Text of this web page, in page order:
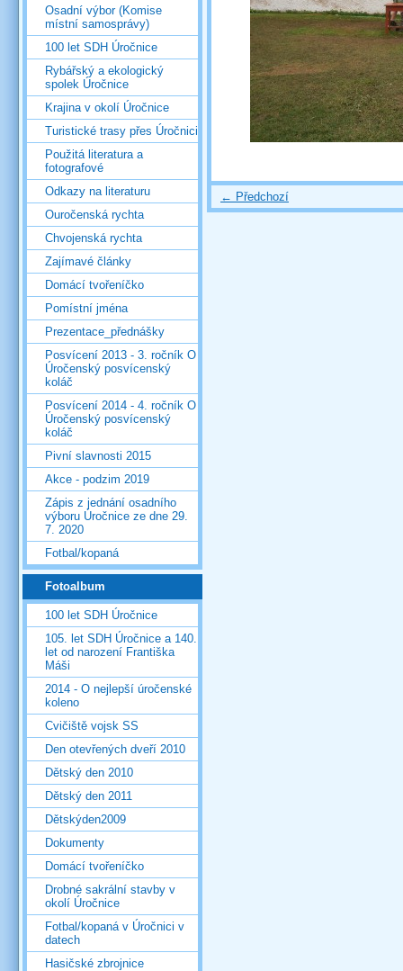
← Předchozí
Osadní výbor (Komise
místní samosprávy)
100 let SDH Úročnice
Rybářský a ekologický
spolek Úročnice
Krajina v okolí Úročnice
Turistické trasy přes Úročnici
Použitá literatura a
fotografové
Odkazy na literaturu
Ouročenská rychta
Chvojenská rychta
Zajímavé články
Domácí tvořeníčko
Pomístní jména
Prezentace_přednášky
Posvícení 2013 - 3. ročník O
Úročenský posvícenský
koláč
Posvícení 2014 - 4. ročník O
Úročenský posvícenský
koláč
Pivní slavnosti 2015
Akce - podzim 2019
Zápis z jednání osadního
výboru Úročnice ze dne 29.
7. 2020
Fotbal/kopaná
Fotoalbum
100 let SDH Úročnice
105. let SDH Úročnice a 140.
let od narození Františka
Máši
2014 - O nejlepší úročenské
koleno
Cvičiště vojsk SS
Den otevřených dveří 2010
Dětský den 2010
Dětský den 2011
Dětskýden2009
Dokumenty
Domácí tvořeníčko
Drobné sakrální stavby v
okolí Úročnice
Fotbal/kopaná v Úročnici v
datech
Hasičské zbrojnice